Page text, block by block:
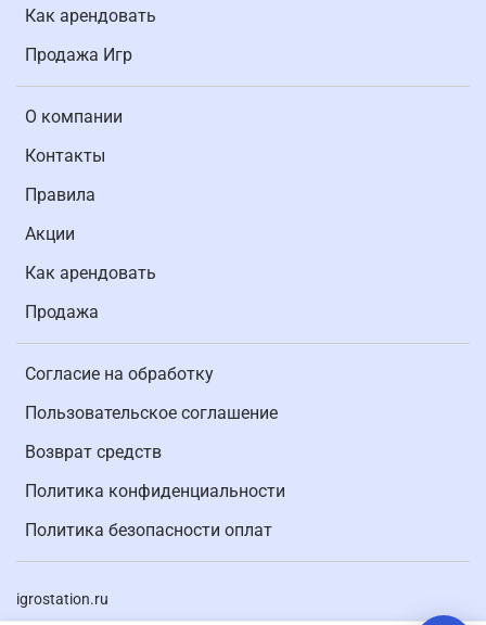
Как арендовать
Продажа Игр
О компании
Контакты
Правила
Акции
Как арендовать
Продажа
Согласие на обработку
Пользовательское соглашение
Возврат средств
Политика конфиденциальности
Политика безопасности оплат
igrostation.ru